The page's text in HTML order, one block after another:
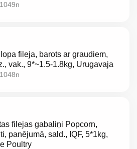
fileja, barots ar graudiem,
vak., 9*~1.5-1.8kg, Urugavaja
filejas gabaliņi Popcorn,
panējumā, sald., IQF, 5*1kg,
Poultry